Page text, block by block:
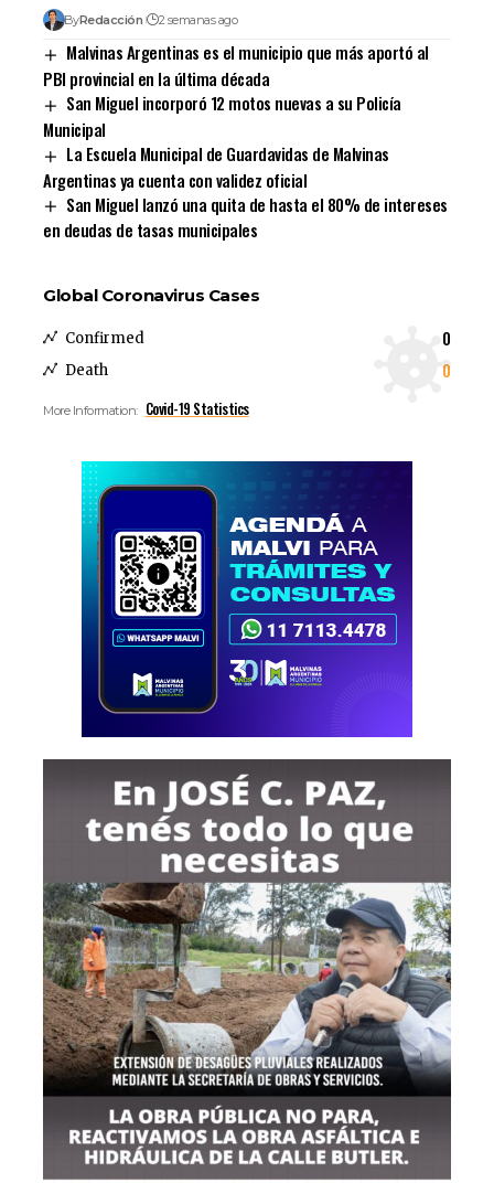
ByRedacción 2 semanas ago
Malvinas Argentinas es el municipio que más aportó al
PBI provincial en la última década
San Miguel incorporó 12 motos nuevas a su Policía
Municipal
La Escuela Municipal de Guardavidas de Malvinas
Argentinas ya cuenta con validez oficial
San Miguel lanzó una quita de hasta el 80% de intereses
en deudas de tasas municipales
Global Coronavirus Cases
Confirmed 0
Death 0
More Information: Covid-19 Statistics